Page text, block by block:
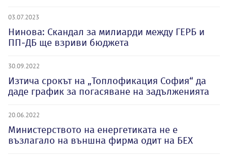
03.07.2023
Нинова: Скандал за милиарди между ГЕРБ и
ПП-ДБ ще взриви бюджета
30.09.2022
Изтича срокът на „Топлофикация София“ да
даде график за погасяване на задълженията
20.06.2022
Министерството на енергетиката не е
възлагало на външна фирма одит на БЕХ